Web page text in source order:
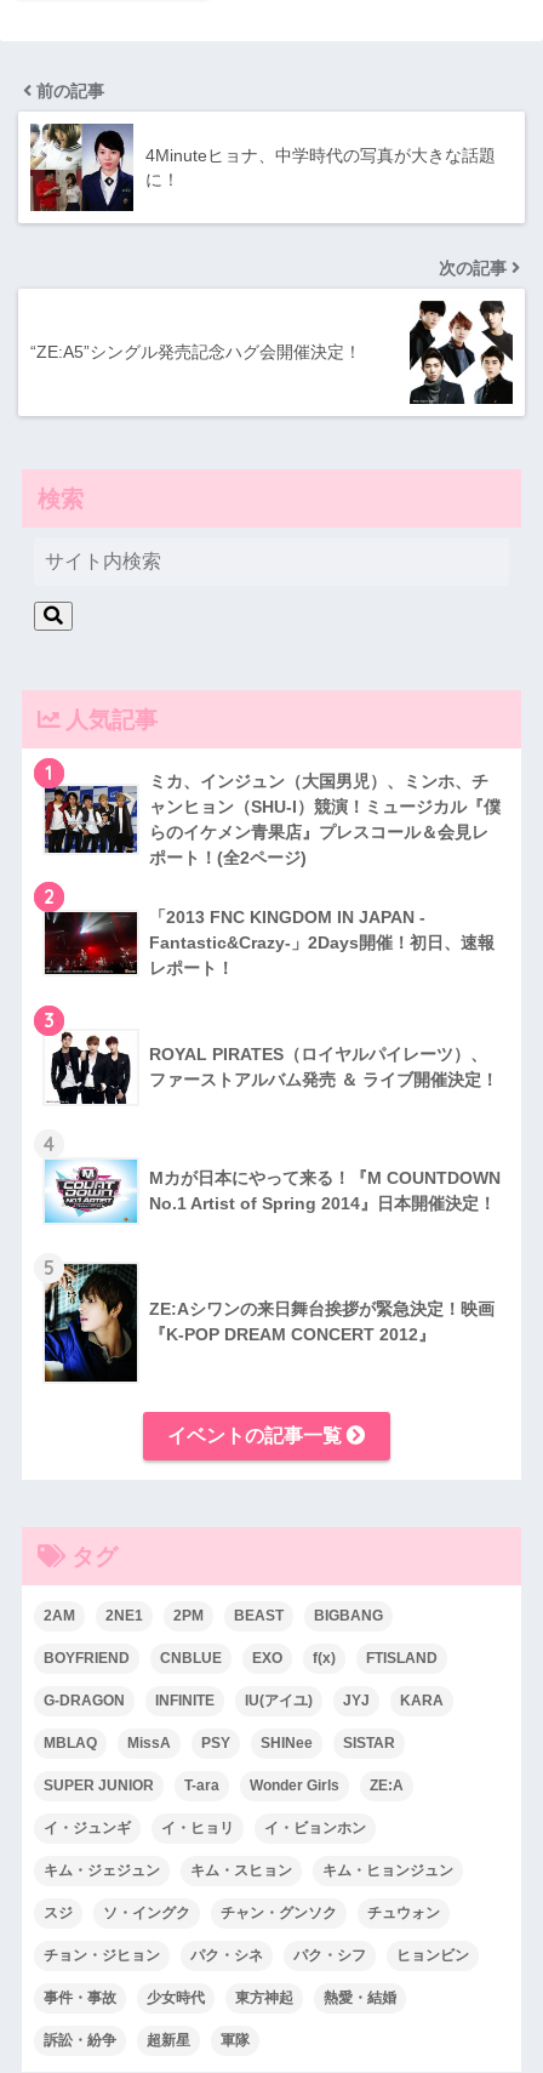
前の記事
4Minuteヒョナ、中学時代の写真が大きな話題
に！
次の記事
“ZE:A5”シングル発売記念ハグ会開催決定！
検索
人気記事
1
ミカ、インジュン（大国男児）、ミンホ、チ
ャンヒョン（SHU-I）競演！ミュージカル『僕
らのイケメン青果店』プレスコール＆会見レ
ポート！(全2ページ)
2
「2013 FNC KINGDOM IN JAPAN -
Fantastic&Crazy-」2Days開催！初日、速報
レポート！
3
RO​YAL PIRATES（ロイヤルパイレーツ）、
ファ​ーストアルバム発売 ＆ ライブ開催決定！
4
Mカが日本にやって来る！『M COUNTDOWN
No.1 Artist of Spring 2014』日本開催​決定！
5
ZE:Aシワンの来日舞台挨拶が緊急決定！映画
『K-POP DREAM CONCERT 2012』
イベントの記事一覧
タグ
2AM 2NE1 2PM BEAST BIGBANG
BOYFRIEND CNBLUE EXO f(x) FTISLAND
G-DRAGON INFINITE IU(アイユ) JYJ KARA
MBLAQ MissA PSY SHINee SISTAR
SUPER JUNIOR T-ara Wonder Girls ZE:A
イ・ジュンギ イ・ヒョリ イ・ビョンホン
キム・ジェジュン キム・スヒョン キム・ヒョンジュン
スジ ソ・イングク チャン・グンソク チュウォン
チョン・ジヒョン パク・シネ パク・シフ ヒョンビン
事件・事故 少女時代 東方神起 熱愛・結婚
訴訟・紛争 超新星 軍隊